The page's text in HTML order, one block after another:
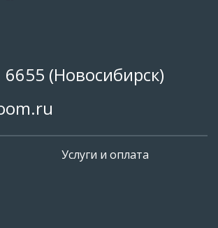
6655 (Новосибирск)
Услуги и оплата